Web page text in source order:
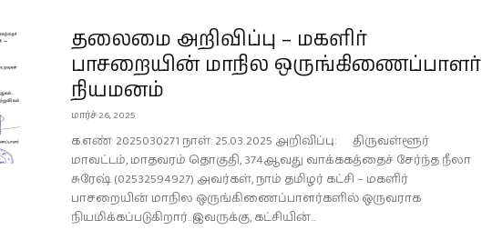
தலைமை அறிவிப்பு – மகளிர்
பாசறையின் மாநில ஒருங்கிணைப்பாளர்
நியமனம்
மார்ச் 26, 2025
க.எண்: 2025030271 நாள்: 25.03.2025 அறிவிப்பு: திருவள்ளூர்
மாவட்டம், மாதவரம் தொகுதி, 374ஆவது வாக்ககத்தைச் சேர்ந்த நீலா
சுரேஷ் (02532594927) அவர்கள், நாம் தமிழர் கட்சி – மகளிர்
பாசறையின் மாநில ஒருங்கிணைப்பாளர்களில் ஒருவராக
நியமிக்கப்படுகிறார். இவருக்கு, கட்சியின்...